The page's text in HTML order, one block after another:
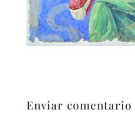
Enviar comentario